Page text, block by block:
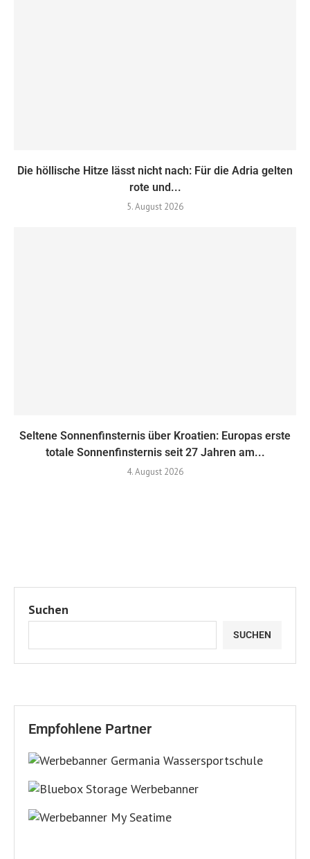
Die höllische Hitze lässt nicht nach: Für die Adria gelten
rote und...
5. August 2026
Seltene Sonnenfinsternis über Kroatien: Europas erste
totale Sonnenfinsternis seit 27 Jahren am...
4. August 2026
Suchen
SUCHEN
Empfohlene Partner